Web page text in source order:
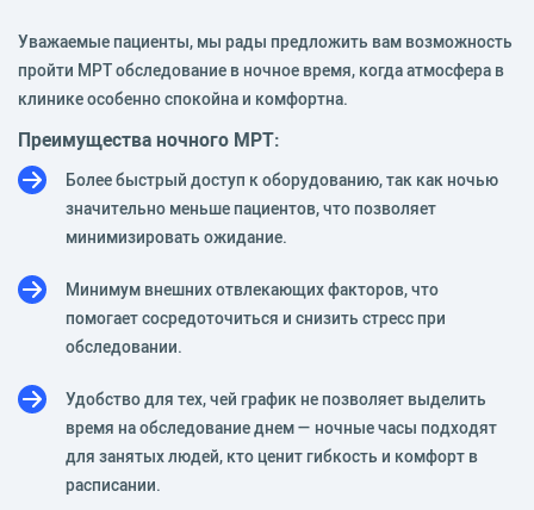
Уважаемые пациенты, мы рады предложить вам возможность
пройти МРТ обследование в ночное время, когда атмосфера в
клинике особенно спокойна и комфортна.
Преимущества ночного МРТ:
Более быстрый доступ к оборудованию, так как ночью
значительно меньше пациентов, что позволяет
минимизировать ожидание.
Минимум внешних отвлекающих факторов, что
помогает сосредоточиться и снизить стресс при
обследовании.
Удобство для тех, чей график не позволяет выделить
время на обследование днем — ночные часы подходят
для занятых людей, кто ценит гибкость и комфорт в
расписании.